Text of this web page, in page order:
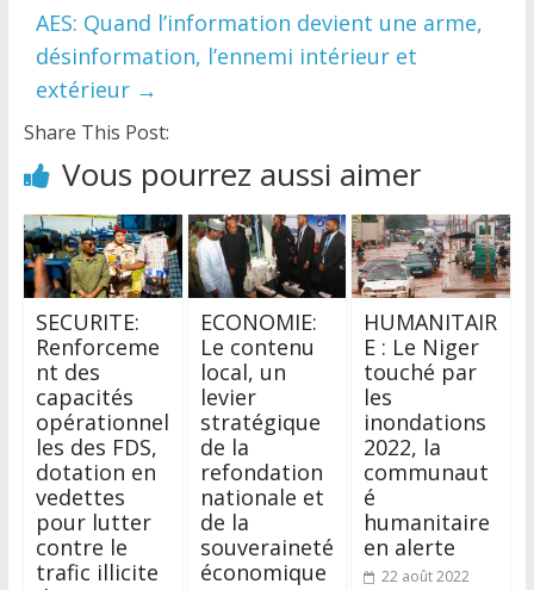
AES: Quand l’information devient une arme,
désinformation, l’ennemi intérieur et
extérieur →
Share This Post:
Vous pourrez aussi aimer
SECURITE:
Renforceme
nt des
capacités
opérationnel
les des FDS,
dotation en
vedettes
pour lutter
contre le
trafic illicite
ECONOMIE:
Le contenu
local, un
levier
stratégique
de la
refondation
nationale et
de la
souveraineté
économique
HUMANITAIR
E : Le Niger
touché par
les
inondations
2022, la
communaut
é
humanitaire
en alerte
22 août 2022